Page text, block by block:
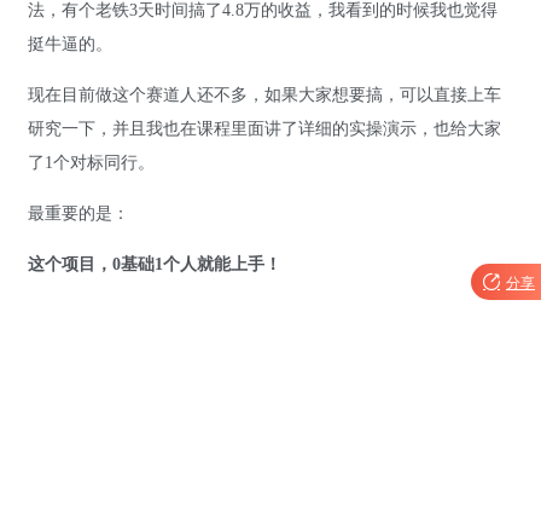
法，有个老铁3天时间搞了4.8万的收益，我看到的时候我也觉得
挺牛逼的。
现在目前做这个赛道人还不多，如果大家想要搞，可以直接上车
研究一下，并且我也在课程里面讲了详细的实操演示，也给大家
了1个对标同行。
最重要的是：
这个项目，0基础1个人就能上手！
 分享